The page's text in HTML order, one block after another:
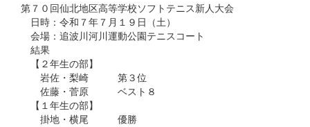
第７０回仙北地区高等学校ソフトテニス新人大会
日時：令和７年７月１９日（土）
会場：追波川河川運動公園テニスコート
結果
【２年生の部】
岩佐・梨崎 第３位
佐藤・菅原 ベスト８
【１年生の部】
掛地・横尾 優勝